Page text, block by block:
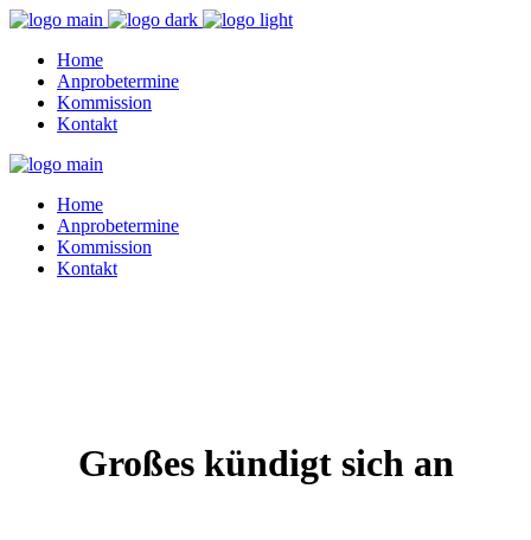
Home
Anprobetermine
Kommission
Kontakt
Home
Anprobetermine
Kommission
Kontakt
Großes kündigt sich an